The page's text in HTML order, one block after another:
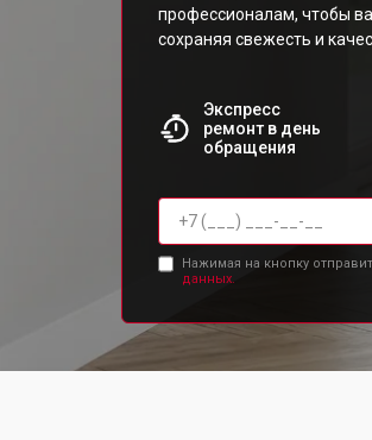
профессионалам, чтобы
сохраняя свежесть и
Экспресс
ремонт в день
обращения
Нажимая на кнопку
данных.